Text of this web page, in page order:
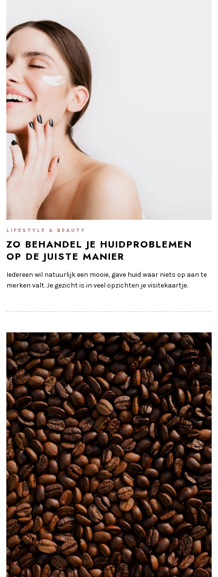
LIFESTYLE & BEAUTY
ZO BEHANDEL JE HUIDPROBLEMEN
OP DE JUISTE MANIER
Iedereen wil natuurlijk een mooie, gave huid waar niets op aan te
merken valt. Je gezicht is in veel opzichten je visitekaartje.